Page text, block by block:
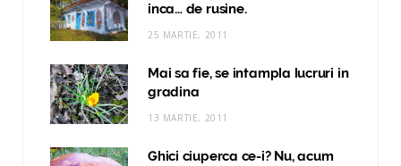
inca… de rusine.
25 MARTIE, 2011
Mai sa fie, se intampla lucruri in
gradina
13 MARTIE, 2011
Ghici ciuperca ce-i? Nu, acum